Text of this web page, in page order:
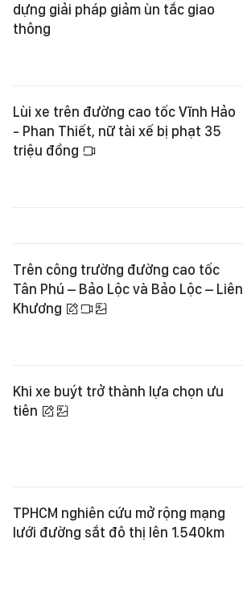
dựng giải pháp giảm ùn tắc giao
thông
Lùi xe trên đường cao tốc Vĩnh Hảo
- Phan Thiết, nữ tài xế bị phạt 35
triệu đồng
Trên công trường đường cao tốc
Tân Phú – Bảo Lộc và Bảo Lộc – Liên
Khương
Khi xe buýt trở thành lựa chọn ưu
tiên
TPHCM nghiên cứu mở rộng mạng
lưới đường sắt đô thị lên 1.540km